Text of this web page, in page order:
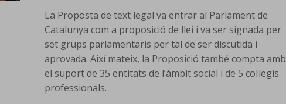
La Proposta de text legal va entrar al Parlament de
Catalunya com a proposició de llei i va ser signada per
set grups parlamentaris per tal de ser discutida i
aprovada. Així mateix, la Proposició també compta amb
el suport de 35 entitats de l’àmbit social i de 5 col·legis
professionals.